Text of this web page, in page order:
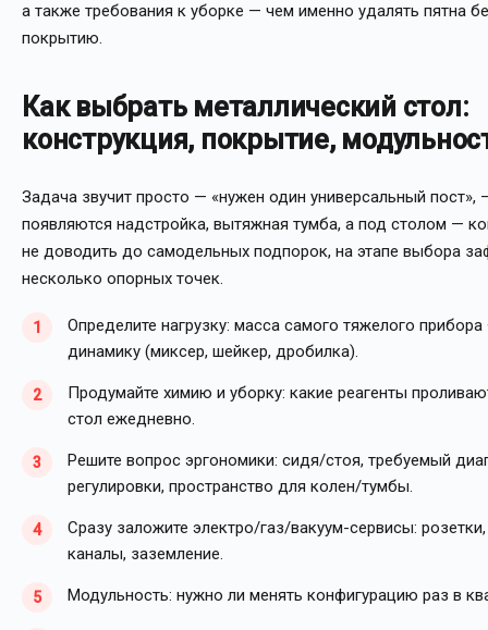
а также требования к уборке — чем именно удалять пятна
покрытию.
Как выбрать металлический стол:
конструкция, покрытие,
Задача звучит просто — «нужен один универсальный пост»,
появляются надстройка, вытяжная тумба, а под столом —
не доводить до самодельных подпорок, на этапе выбора
несколько опорных точек.
Определите нагрузку: масса самого тяжелого прибора
динамику (миксер, шейкер, дробилка).
Продумайте химию и уборку: какие реагенты
стол ежедневно.
Решите вопрос эргономики: сидя/стоя, требуемый
регулировки, пространство для колен/тумбы.
Сразу заложите электро/газ/вакуум-сервисы:
каналы, заземление.
Модульность: нужно ли менять конфигурацию раз в